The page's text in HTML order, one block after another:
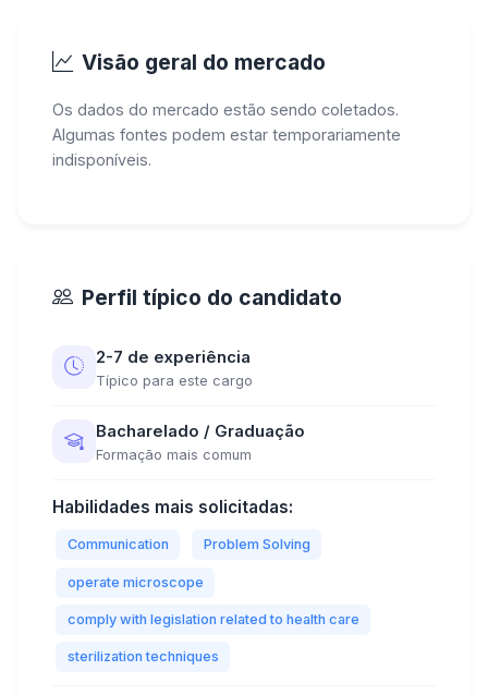
Visão geral do mercado
Os dados do mercado estão sendo coletados.
Algumas fontes podem estar temporariamente
indisponíveis.
Perfil típico do candidato
2-7 de experiência
Típico para este cargo
Bacharelado / Graduação
Formação mais comum
Habilidades mais solicitadas:
Communication Problem Solving
operate microscope
comply with legislation related to health care
sterilization techniques